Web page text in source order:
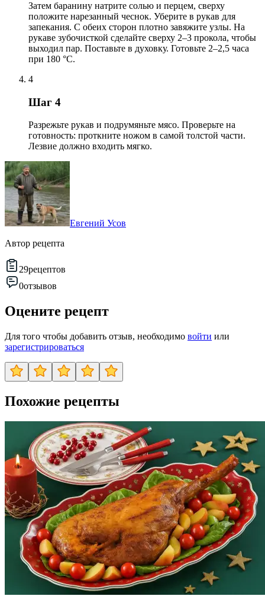
Затем баранину натрите солью и перцем, сверху
положите нарезанный чеснок. Уберите в рукав для
запекания. С обеих сторон плотно завяжите узлы. На
рукаве зубочисткой сделайте сверху 2–3 прокола, чтобы
выходил пар. Поставьте в духовку. Готовьте 2–2,5 часа
при 180 °С.
4
Шаг 4
Разрежьте рукав и подрумяньте мясо. Проверьте на
готовность: проткните ножом в самой толстой части.
Лезвие должно входить мягко.
Евгений Усов
Автор рецепта
29рецептов
0отзывов
Оцените рецепт
Для того чтобы добавить отзыв, необходимо войти или
зарегистрироваться
Похожие рецепты